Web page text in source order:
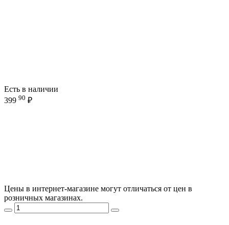
Есть в наличии
399 90 ₽
Цены в интернет-магазине могут отличаться от цен в
розничных магазинах.